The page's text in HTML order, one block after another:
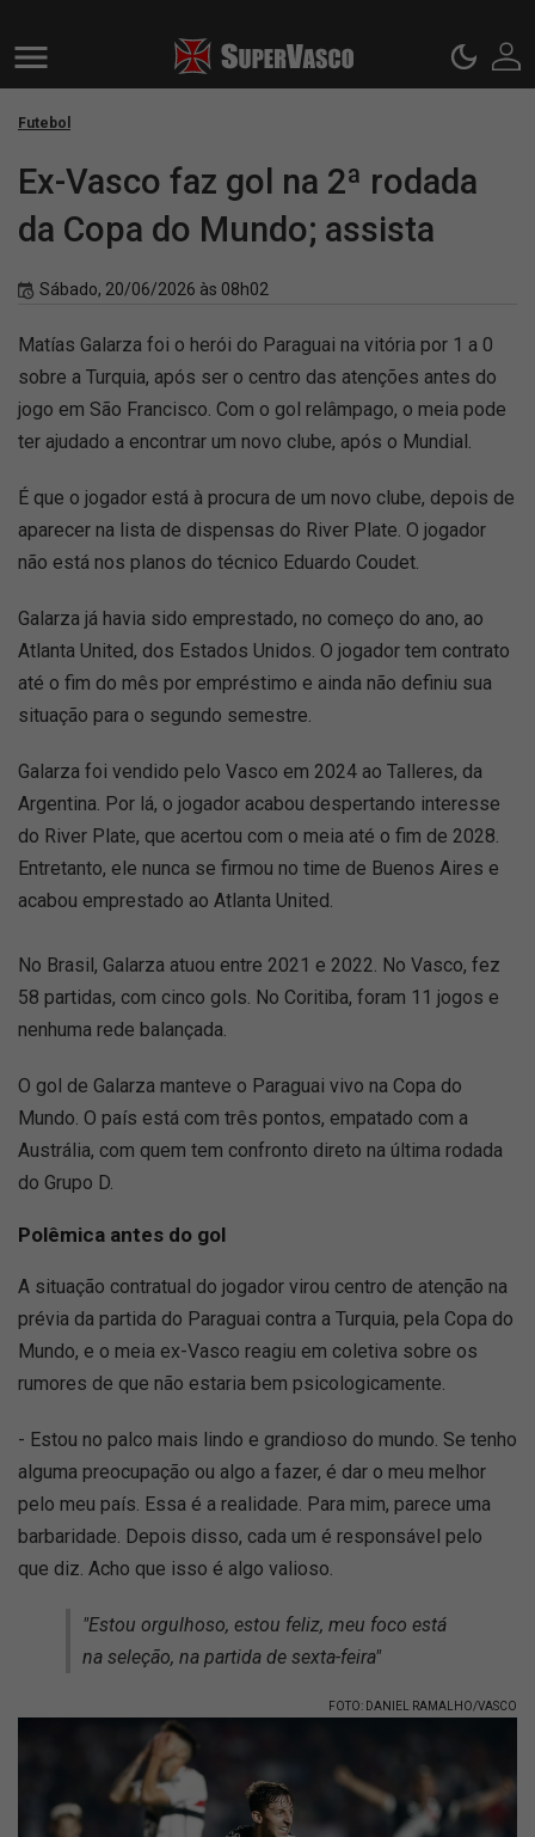
Futebol
Ex-Vasco faz gol na 2ª rodada
da Copa do Mundo; assista
Sábado, 20/06/2026 às 08h02
Matías Galarza foi o herói do Paraguai na vitória por 1 a 0
sobre a Turquia, após ser o centro das atenções antes do
jogo em São Francisco. Com o gol relâmpago, o meia pode
ter ajudado a encontrar um novo clube, após o Mundial.
É que o jogador está à procura de um novo clube, depois de
aparecer na lista de dispensas do River Plate. O jogador
não está nos planos do técnico Eduardo Coudet.
Galarza já havia sido emprestado, no começo do ano, ao
Atlanta United, dos Estados Unidos. O jogador tem contrato
até o fim do mês por empréstimo e ainda não definiu sua
situação para o segundo semestre.
Galarza foi vendido pelo Vasco em 2024 ao Talleres, da
Argentina. Por lá, o jogador acabou despertando interesse
do River Plate, que acertou com o meia até o fim de 2028.
Entretanto, ele nunca se firmou no time de Buenos Aires e
acabou emprestado ao Atlanta United.
No Brasil, Galarza atuou entre 2021 e 2022. No Vasco, fez
58 partidas, com cinco gols. No Coritiba, foram 11 jogos e
nenhuma rede balançada.
O gol de Galarza manteve o Paraguai vivo na Copa do
Mundo. O país está com três pontos, empatado com a
Austrália, com quem tem confronto direto na última rodada
do Grupo D.
Polêmica antes do gol
A situação contratual do jogador virou centro de atenção na
prévia da partida do Paraguai contra a Turquia, pela Copa do
Mundo, e o meia ex-Vasco reagiu em coletiva sobre os
rumores de que não estaria bem psicologicamente.
- Estou no palco mais lindo e grandioso do mundo. Se tenho
alguma preocupação ou algo a fazer, é dar o meu melhor
pelo meu país. Essa é a realidade. Para mim, parece uma
barbaridade. Depois disso, cada um é responsável pelo
que diz. Acho que isso é algo valioso.
"Estou orgulhoso, estou feliz, meu foco está
na seleção, na partida de sexta-feira"
FOTO: DANIEL RAMALHO/VASCO